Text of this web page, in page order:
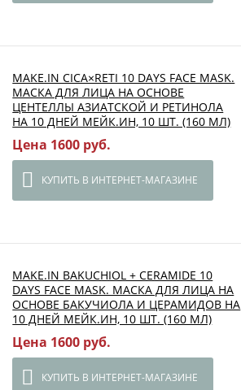
MAKE.IN CICA×RETI 10 DAYS FACE MASK.
МАСКА ДЛЯ ЛИЦА НА ОСНОВЕ
ЦЕНТЕЛЛЫ АЗИАТСКОЙ И РЕТИНОЛА
НА 10 ДНЕЙ МЕЙК.ИН, 10 ШТ. (160 МЛ)
Цена 1600 руб.
КУПИТЬ В ИНТЕРНЕТ-МАГАЗИНЕ
MAKE.IN BAKUCHIOL + CERAMIDE 10
DAYS FACE MASK. МАСКА ДЛЯ ЛИЦА НА
ОСНОВЕ БАКУЧИОЛА И ЦЕРАМИДОВ НА
10 ДНЕЙ МЕЙК.ИН, 10 ШТ. (160 МЛ)
Цена 1600 руб.
КУПИТЬ В ИНТЕРНЕТ-МАГАЗИНЕ